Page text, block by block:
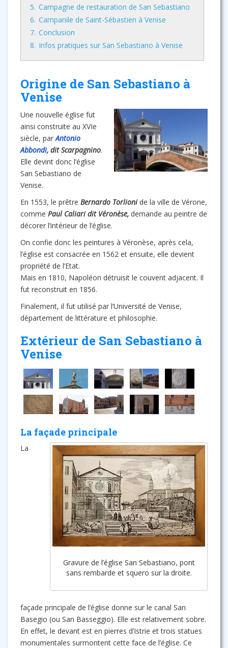
5. Campagne de restauration de San Sebastiano
6. Campanile de Saint-Sébastien à Venise
7. Conclusion
8. Infos pratiques sur San Sebastiano à Venise
Origine de San Sebastiano à
Venise
Une nouvelle église fut
ainsi construite au XVIe
siècle, parAntonio
Abbondi, dit Scarpagnino.
Elle devint donc l’église
San Sebastiano de
Venise.
En 1553, le prêtre Bernardo Torlionide la ville de Vérone,
comme Paul Caliari dit Véronèse, demande au peintre de
décorer l’intérieur de l’église.
On confie donc les peintures à Véronèse, après cela,
l’église est consacrée en 1562 et ensuite, elle devient
propriété de l’Etat.
Mais en 1810, Napoléon détruisit le couvent adjacent. Il
fut reconstruit en 1856.
Finalement, il fut utilisé par l’Université de Venise,
département de littérature et philosophie.
Extérieur de San Sebastiano à
Venise
La façade principale
Gravure de l’église San Sebastiano, pont
sans rembarde et squero sur la droite.
La
façade principale de l’église donne sur le canal San
Basegio (ou San Basseggio). Elle est relativement sobre.
En effet, le devant est en pierres d’Istrie et trois statues
monumentales surmontent cette face de l’église. Ce